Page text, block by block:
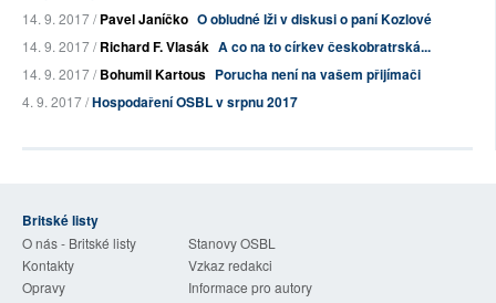
14. 9. 2017 /Pavel Janíčko O obludné lži v diskusi o paní Kozlové
14. 9. 2017 /Richard F. Vlasák A co na to církev českobratrská...
14. 9. 2017 /Bohumil Kartous Porucha není na vašem přijímači
4. 9. 2017 /Hospodaření OSBL v srpnu 2017
Britské listy
O nás - Britské listy
Stanovy OSBL
Kontakty
Vzkaz redakci
Opravy
Informace pro autory